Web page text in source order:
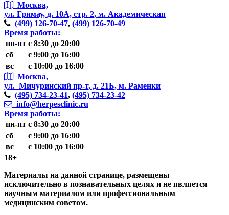
Москва,
ул. Гримау, д. 10А, стр. 2, м. Академическая
(499) 126-70-47, (499) 126-70-49
Время работы:
пн-пт с 8:30 до 20:00
сб
с 9:00 до 16:00
вс
с 10:00 до 16:00
Москва,
ул. Мичуринский пр-т, д. 21Б, м. Раменки
(495) 734-23-41, (495) 734-23-42
info@herpesclinic.ru
Время работы:
пн-пт с 8:30 до 20:00
сб
с 9:00 до 16:00
вс
с 10:00 до 16:00
18+
Материалы на данной странице, размещены
исключительно в познавательных целях и не является
научным материалом или профессиональным
медицинским советом.